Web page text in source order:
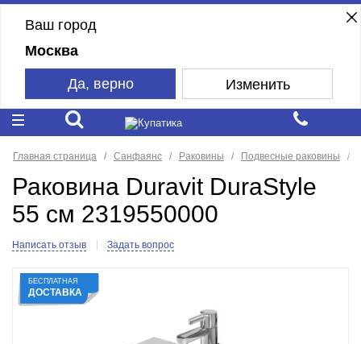
Ваш город
Москва
Да, верно Изменить
Главная страница Санфаянс Раковины Подвесные раковины
Раковина Duravit DuraStyle
55 см 2319550000
Написать отзыв Задать вопрос
БЕСПЛАТНАЯ
ДОСТАВКА